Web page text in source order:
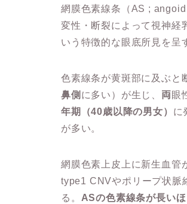
網膜色素線条（AS ;
変性・断裂によって視神経
いう特徴的な眼底所見を呈
色素線条が黄斑部に及ぶと
鼻側 に多い）が生じ、 両眼
年期（40歳以降の男女） に
が多い。
網膜色素上皮上に新生血管
type1 CNVやポリープ状脈
る。 ASの色素線条が長い